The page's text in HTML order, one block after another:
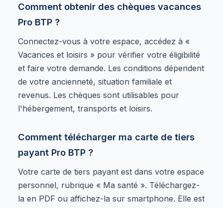
Comment obtenir des chèques vacances
Pro BTP ?
Connectez-vous à votre espace, accédez à «
Vacances et loisirs » pour vérifier votre éligibilité
et faire votre demande. Les conditions dépendent
de votre ancienneté, situation familiale et
revenus. Les chèques sont utilisables pour
l'hébergement, transports et loisirs.
Comment télécharger ma carte de tiers
payant Pro BTP ?
Votre carte de tiers payant est dans votre espace
personnel, rubrique « Ma santé ». Téléchargez-
la en PDF ou affichez-la sur smartphone. Elle est